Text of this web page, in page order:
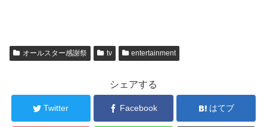
開
き
ま
オールスター感謝祭 tv entertainment
シェアする
Twitter Facebook はてブ